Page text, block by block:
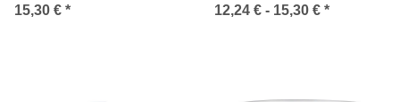
15,30 € *
Toiletten
12,24 € - 15,30 € *